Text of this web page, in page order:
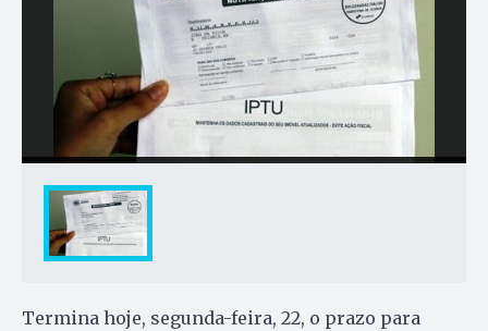
Termina hoje, segunda-feira, 22, o prazo para